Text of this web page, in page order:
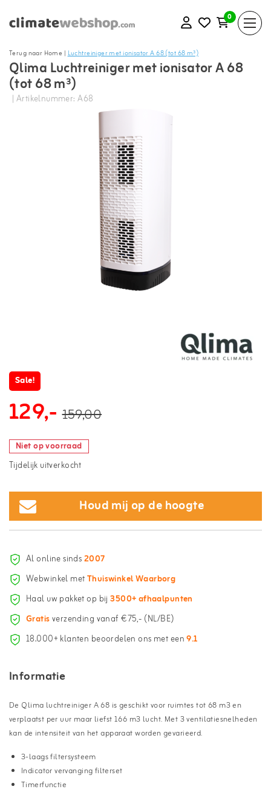
0
Terug naar Home |Luchtreiniger met ionisator A 68 (tot 68 m³)
Qlima Luchtreiniger met ionisator A 68
(tot 68 m³)
| Artikelnummer: A68
Sale!
129,- 159,00
Niet op voorraad
Tijdelijk uitverkocht
Houd mij op de hoogte
Al online sinds2007
Webwinkel metThuiswinkel Waarborg
Haal uw pakket op bij3500+ afhaalpunten
Gratisverzending vanaf €75,- (NL/BE)
18.000+ klanten beoordelen ons met een9.1
Informatie
De Qlima luchtreiniger A 68 is geschikt voor ruimtes tot 68 m3 en
verplaatst per uur maar liefst 166 m3 lucht. Met 3 ventilatiesnelheden
kan de intensiteit van het apparaat worden gevarieerd.
3-laags filtersysteem
Indicator vervanging filterset
Timerfunctie